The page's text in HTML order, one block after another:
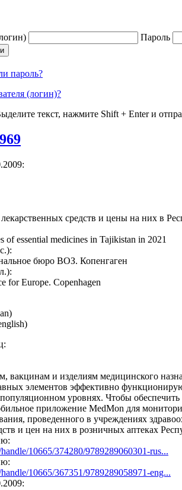
Пароль
пароль?
(логин)?
текст, нажмите Shift + Enter и
средств и цены на них в
of essential medicines in Tajikistan in 2021
бюро ВОЗ. Копенгаген
for Europe. Copenhagen
вакцинам и изделиям медицинского
элементов эффективно
уровнях. Чтобы обеспечить
приложение MedMon для
проведенного в учреждениях
и цен на них в розничных аптеках
10665/374280/9789289060301-rus...
10665/367351/9789289058971-eng...